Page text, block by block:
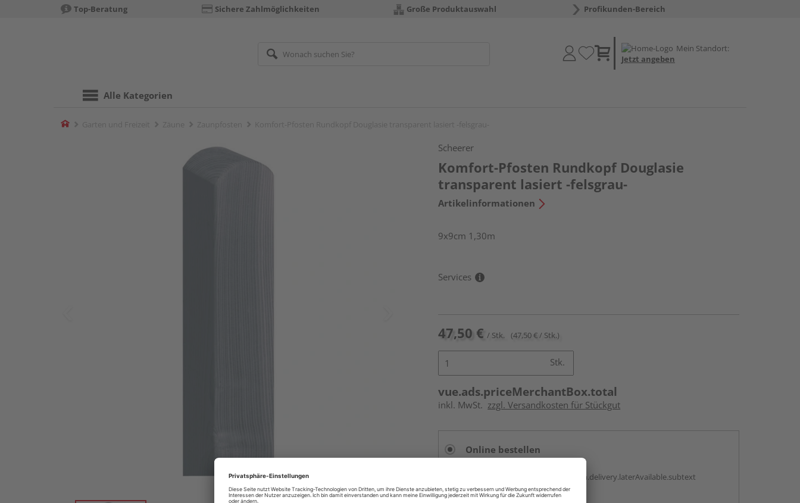
Top-Beratung Sichere Zahlmöglichkeiten Große Produktauswahl Profikunden-Bereich
Mein Standort:
Jetzt angeben
Alle Kategorien
Home
Scheerer
Komfort-Pfosten Rundkopf Douglasie
transparent lasiert -felsgrau-
Artikelinformationen
9x9cm 1,30m
Services
47,50 € / Stk. (47,50 € / Stk.)
Stk.
vue.ads.priceMerchantBox.total
inkl. MwSt. zzgl. Versandkosten für Stückgut
Online bestellen
vue.ads.priceMerchantBox.option.delivery.laterAvailable.subtext